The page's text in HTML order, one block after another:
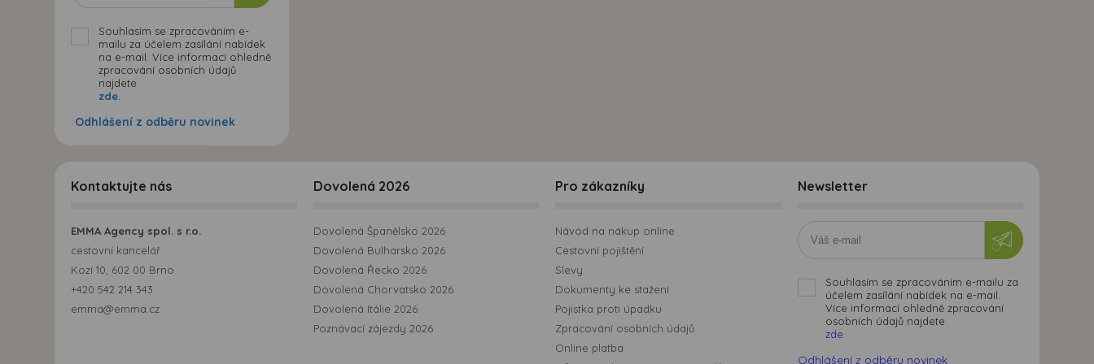
Souhlasím se zpracováním e-
mailu za účelem zasílání nabídek
na e-mail. Více informací ohledně
zpracování osobních údajů
najdete
zde.
Odhlášení z odběru novinek
Kontaktujte nás
EMMA Agency spol. s r.o.
cestovní kancelář
Kozí 10, 602 00 Brno
+420 542 214 343
emma@emma.cz
Dovolená 2026
Dovolená Španělsko 2026
Dovolená Bulharsko 2026
Dovolená Řecko 2026
Dovolená Chorvatsko 2026
Dovolená Itálie 2026
Poznávací zájezdy 2026
Pro zákazníky
Návod na nákup online
Cestovní pojištění
Slevy
Dokumenty ke stažení
Pojistka proti úpadku
Zpracování osobních údajů
Online platba
Newsletter
Souhlasím se zpracováním e-mailu za
účelem zasílání nabídek na e-mail.
Více informací ohledně zpracování
osobních údajů najdete
zde.
Odhlášení z odběru novinek